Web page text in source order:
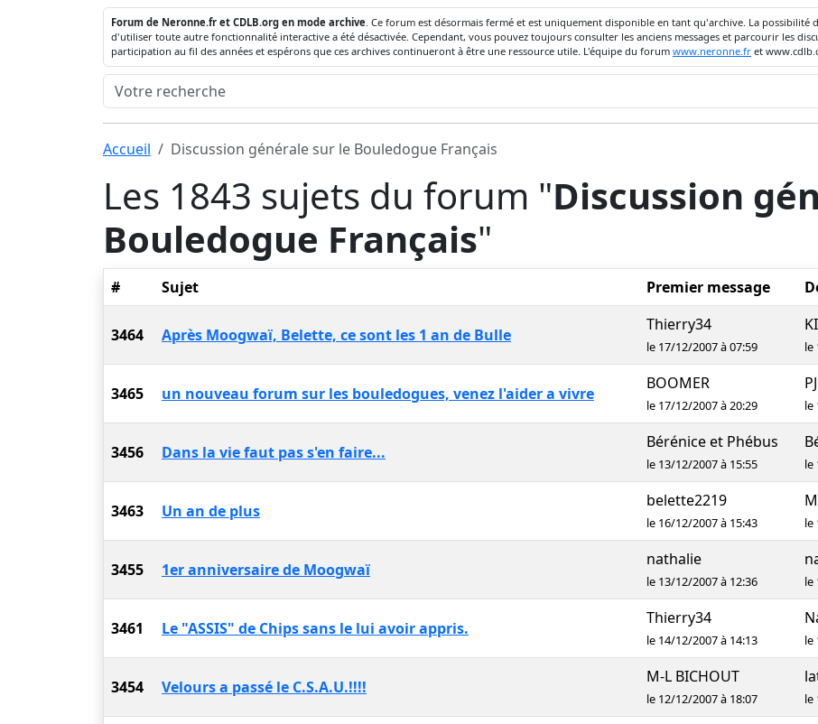
Forum de Neronne.fr et CDLB.org en mode archive. Ce forum est désormais fermé et est uniquement disponible en tant qu'archive. La possibilité
d'utiliser toute autre fonctionnalité interactive a été désactivée. Cependant, vous pouvez toujours consulter les anciens messages et parcourir les
participation au fil des années et espérons que ces archives continueront à être une ressource utile. L'équipe du forum www.neronne.fr et
Accueil Discussion générale sur le Bouledogue Français
Les 1843 sujets du forum "Discussion
Bouledogue Français"
# Sujet Premier message
3464 Après Moogwaï, Belette, ce sont les 1 an de Bulle
Thierry34
le 17/12/2007 à 07:59 le
3465 un nouveau forum sur les bouledogues, venez l'aider a vivre
BOOMER
le 17/12/2007 à 20:29
PJ
le
3456 Dans la vie faut pas s'en faire...
Bérénice et Phébus
le 13/12/2007 à 15:55 le
3463 Un an de plus
belette2219
le 16/12/2007 à 15:43 le
3455 1er anniversaire de Moogwaï
nathalie
le 13/12/2007 à 12:36 le
3461 Le "ASSIS" de Chips sans le lui avoir appris.
Thierry34
le 14/12/2007 à 14:13 le
3454 Velours a passé le C.S.A.U.!!!!
M-L BICHOUT
le 12/12/2007 à 18:07 le